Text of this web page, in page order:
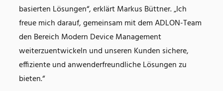
basierten Lösungen“, erklärt Markus Büttner. „Ich
freue mich darauf, gemeinsam mit dem ADLON-Team
den Bereich Modern Device Management
weiterzuentwickeln und unseren Kunden sichere,
effiziente und anwenderfreundliche Lösungen zu
bieten.“